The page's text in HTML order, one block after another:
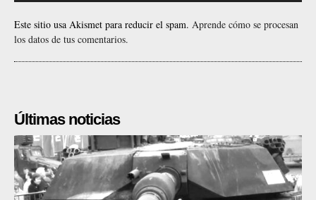
Este sitio usa Akismet para reducir el spam. Aprende cómo se procesan
los datos de tus comentarios.
Últimas noticias